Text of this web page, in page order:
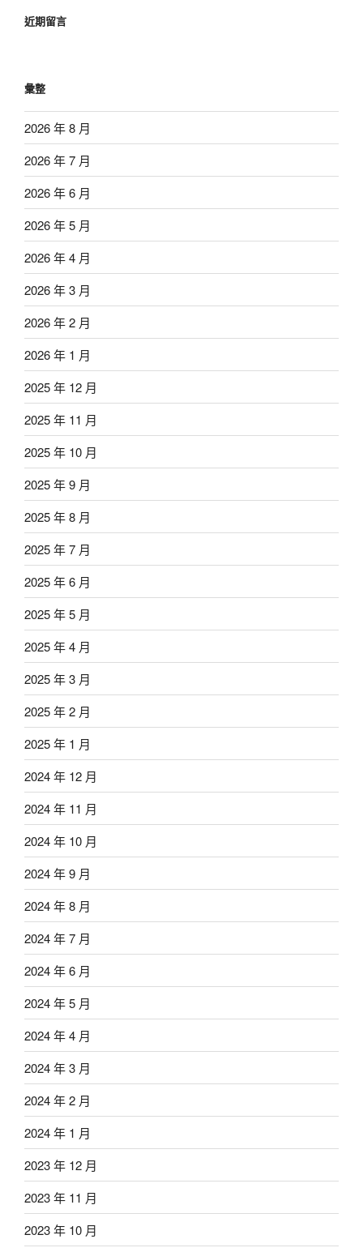
近期留言
彙整
2026 年 8 月
2026 年 7 月
2026 年 6 月
2026 年 5 月
2026 年 4 月
2026 年 3 月
2026 年 2 月
2026 年 1 月
2025 年 12 月
2025 年 11 月
2025 年 10 月
2025 年 9 月
2025 年 8 月
2025 年 7 月
2025 年 6 月
2025 年 5 月
2025 年 4 月
2025 年 3 月
2025 年 2 月
2025 年 1 月
2024 年 12 月
2024 年 11 月
2024 年 10 月
2024 年 9 月
2024 年 8 月
2024 年 7 月
2024 年 6 月
2024 年 5 月
2024 年 4 月
2024 年 3 月
2024 年 2 月
2024 年 1 月
2023 年 12 月
2023 年 11 月
2023 年 10 月